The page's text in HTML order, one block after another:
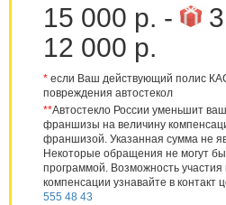
15 000 р. -
12 000 р.
* если Ваш действующий полис
повреждения автостекол
**Автостекло России уменьшит
франшизы на величину
франшизой. Указанная сумма не
Некоторые обращения не могут
программой. Возможность
компенсации узнавайте в контакт
555 48 43